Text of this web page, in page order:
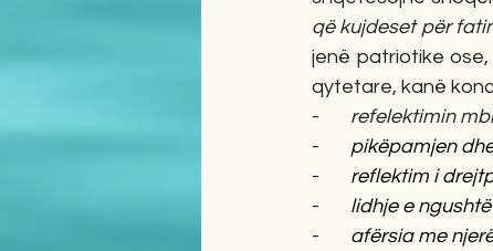
që kujdeset për
jenë patriotike
qytetare, kanë
- refelektimin
- pikëpamjen
- reflektim i
- lidhje e
- afërsia me